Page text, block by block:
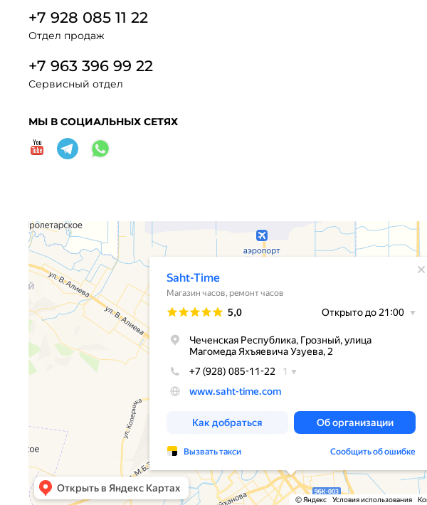
+7 928 085 11 22
Отдел продаж
+7 963 396 99 22
Сервисный отдел
МЫ В СОЦИАЛЬНЫХ СЕТЯХ